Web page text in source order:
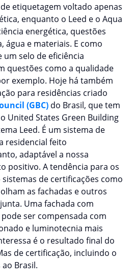
etiquetagem voltado apenas
enquanto o Leed e o Aqua
energética, questões
água e materiais. E como
um selo de eficiência
questões como a qualidade
exemplo. Hoje há também
para residências criado
(GBC) do Brasil, que tem
United States Green Building
Leed. É um sistema de
residencial feito
adaptável a nossa
positivo. A tendência para os
de certificações como
as fachadas e outros
Uma fachada com
ser compensada com
e luminotecnia mais
é o resultado final do
de certificação, incluindo o
Brasil.